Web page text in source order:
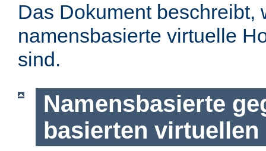
Das Dokument beschreibt,
namensbasierte virtuelle
sind.
Namensbasierte
basierten virtuellen